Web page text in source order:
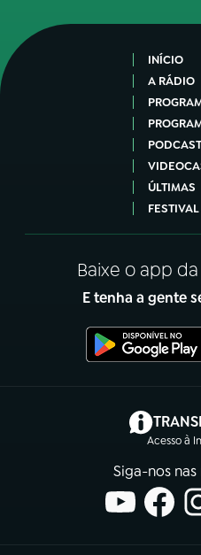
INÍCIO
A RÁDIO
ÚLTIMAS
Baixe o app
E tenha a gente
Acesso à
Siga-nos